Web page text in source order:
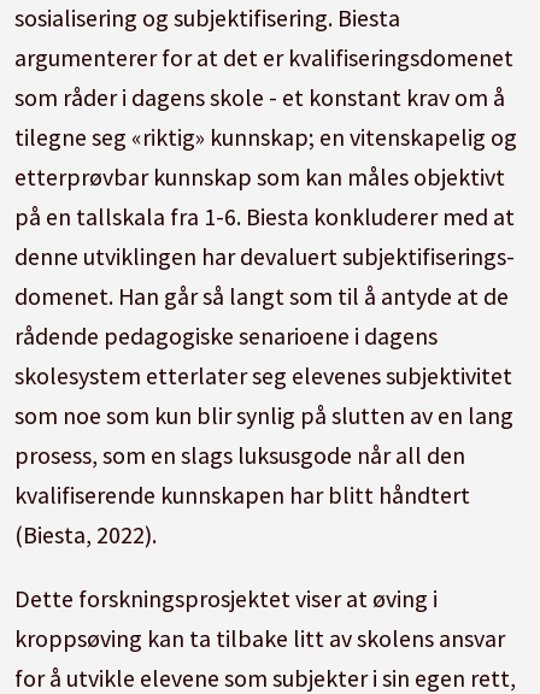
sosialisering og subjektifisering. Biesta
argumenterer for at det er kvalifiseringsdomenet
som råder i dagens skole - et konstant krav om å
tilegne seg «riktig» kunnskap; en vitenskapelig og
etterprøvbar kunnskap som kan måles objektivt
på en tallskala fra 1-6. Biesta konkluderer med at
denne utviklingen har devaluert subjektifiserings-
domenet. Han går så langt som til å antyde at de
rådende pedagogiske senarioene i dagens
skolesystem etterlater seg elevenes subjektivitet
som noe som kun blir synlig på slutten av en lang
prosess, som en slags luksusgode når all den
kvalifiserende kunnskapen har blitt håndtert
(Biesta, 2022).
Dette forskningsprosjektet viser at øving i
kroppsøving kan ta tilbake litt av skolens ansvar
for å utvikle elevene som subjekter i sin egen rett,